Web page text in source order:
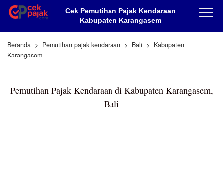
Cek Pemutihan Pajak Kendaraan
Kabupaten Karangasem
Beranda Pemutihan pajak kendaraan Bali
Kabupaten
Karangasem
Pemutihan Pajak Kendaraan di Kabupaten Karangasem,
Bali